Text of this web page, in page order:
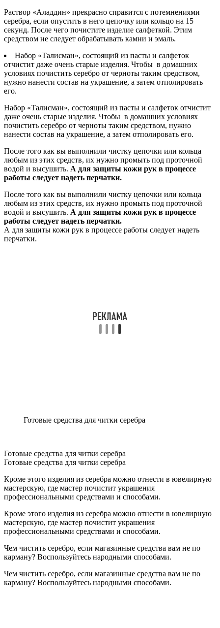
Раствор «Аладдин» прекрасно справится с потемнениями
серебра, если опустить в него цепочку или кольцо на 15
секунд. После чего почистите изделие салфеткой. Этим
средством не следует обрабатывать камни и эмаль.
Набор «Талисман», состоящий из пасты и салфеток
отчистит даже очень старые изделия. Чтобы в домашних
условиях почистить серебро от черноты таким средством,
нужно нанести состав на украшение, а затем отполировать
его.
Набор «Талисман», состоящий из пасты и салфеток отчистит
даже очень старые изделия. Чтобы в домашних условиях
почистить серебро от черноты таким средством, нужно
нанести состав на украшение, а затем отполировать его.
После того как вы выполнили чистку цепочки или кольца
любым из этих средств, их нужно промыть под проточной
водой и высушить. А для защиты кожи рук в процессе
работы следует надеть перчатки.
После того как вы выполнили чистку цепочки или кольца
любым из этих средств, их нужно промыть под проточной
водой и высушить. А для защиты кожи рук в процессе
работы следует надеть перчатки.
А для защиты кожи рук в процессе работы следует надеть
перчатки.
Готовые средства для читки серебра
Готовые средства для читки серебра
Готовые средства для читки серебра
Кроме этого изделия из серебра можно отнести в ювелирную
мастерскую, где мастер почистит украшения
профессиональными средствами и способами.
Кроме этого изделия из серебра можно отнести в ювелирную
мастерскую, где мастер почистит украшения
профессиональными средствами и способами.
Чем чистить серебро, если магазинные средства вам не по
карману? Воспользуйтесь народными способами.
Чем чистить серебро, если магазинные средства вам не по
карману? Воспользуйтесь народными способами.